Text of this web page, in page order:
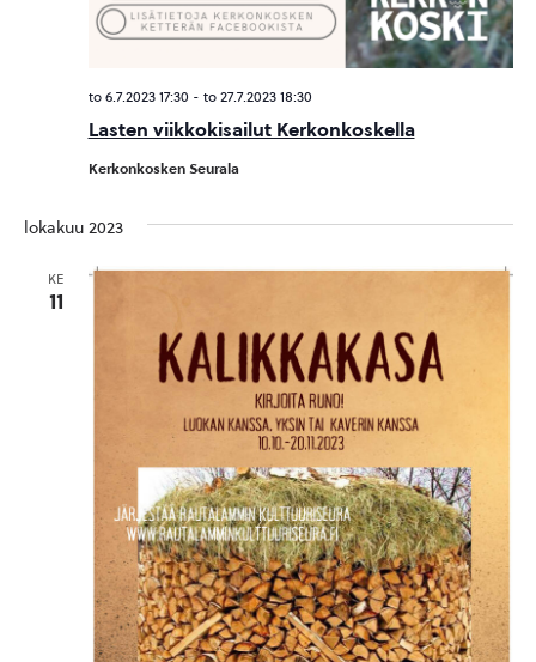
Lasten viikkokisailut Kerkonkoskella
to 6.7.2023 17:30 - to 27.7.2023 18:30
Kerkonkosken Seurala
lokakuu 2023
KE
11